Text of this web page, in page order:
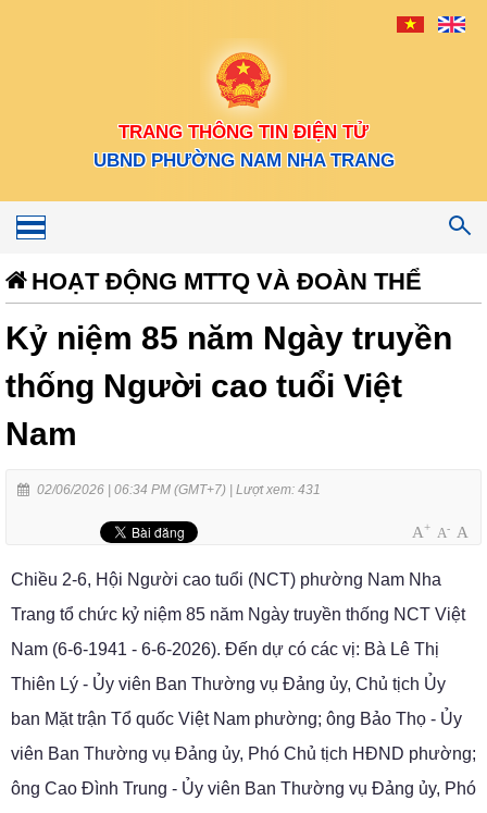
TRANG THÔNG TIN ĐIỆN TỬ
UBND PHƯỜNG NAM NHA TRANG
Toggle
navigation
HOẠT ĐỘNG MTTQ VÀ ĐOÀN THỂ
Kỷ niệm 85 năm Ngày truyền
thống Người cao tuổi Việt
Nam
02/06/2026 | 06:34 PM (GMT+7) | Lượt xem: 431
A+ A- A
Chiều 2-6, Hội Người cao tuổi (NCT) phường Nam Nha
Trang tổ chức kỷ niệm 85 năm Ngày truyền thống NCT Việt
Nam (6-6-1941 - 6-6-2026). Đến dự có các vị: Bà Lê Thị
Thiên Lý - Ủy viên Ban Thường vụ Đảng ủy, Chủ tịch Ủy
ban Mặt trận Tổ quốc Việt Nam phường; ông Bảo Thọ - Ủy
viên Ban Thường vụ Đảng ủy, Phó Chủ tịch HĐND phường;
ông Cao Đình Trung - Ủy viên Ban Thường vụ Đảng ủy, Phó